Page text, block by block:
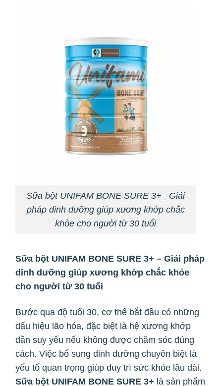
Sữa bột UNIFAM BONE SURE 3+_ Giải
pháp dinh dưỡng giúp xương khớp chắc
khỏe cho người từ 30 tuổi
Sữa bột UNIFAM BONE SURE 3+ – Giải pháp
dinh dưỡng giúp xương khớp chắc khỏe
cho người từ 30 tuổi
Bước qua độ tuổi 30, cơ thể bắt đầu có những
dấu hiệu lão hóa, đặc biệt là hệ xương khớp
dần suy yếu nếu không được chăm sóc đúng
cách. Việc bổ sung dinh dưỡng chuyên biệt là
yếu tố quan trọng giúp duy trì sức khỏe lâu dài.
Sữa bột UNIFAM BONE SURE 3+ là sản phẩm